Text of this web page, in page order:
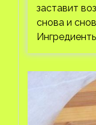
заставит
снова и